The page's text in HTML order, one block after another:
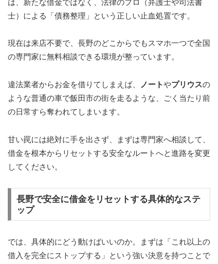
は、新たな借金ではなく、法律のプロ（弁護士や司法書
士）による「債務整理」という正しい止血処置です。
現在は来店不要で、長野のどこからでもスマホ一つで全国
の専門家に無料相談できる環境が整っています。
違法業者からお金を借りてしまえば、 ノートやプリウスの
ような普通の車で飯田市の街を走るような、ごく当たり前
の日常すら奪われてしまいます。
甘い罠には絶対に手を出さず、まずは専門家へ相談して、
借金を根本からリセットする安全なルートへと進路を変更
してください。
長野で安全に借金をリセットする具体的なステ
ップ
では、具体的にどう動けばいいのか。まずは「これ以上の
借入を完全にストップする」という強い決意を持つことで